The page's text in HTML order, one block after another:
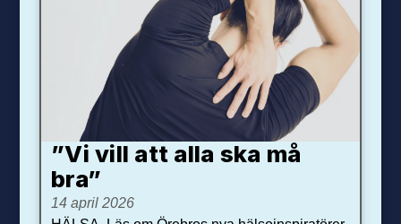
”Vi vill att alla ska må
bra”
14 april 2026